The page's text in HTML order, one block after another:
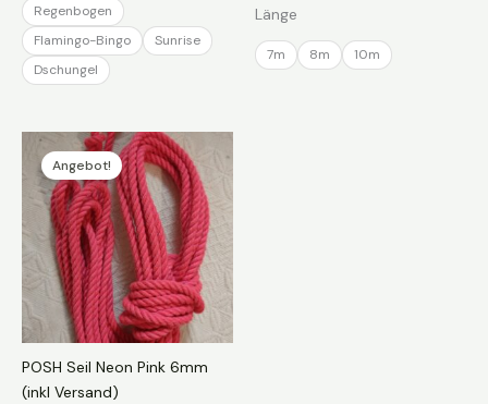
Regenbogen
Flamingo-Bingo
Sunrise
Dschungel
Länge
7m 8m 10m
Angebot!
POSH Seil Neon Pink 6mm
(inkl Versand)